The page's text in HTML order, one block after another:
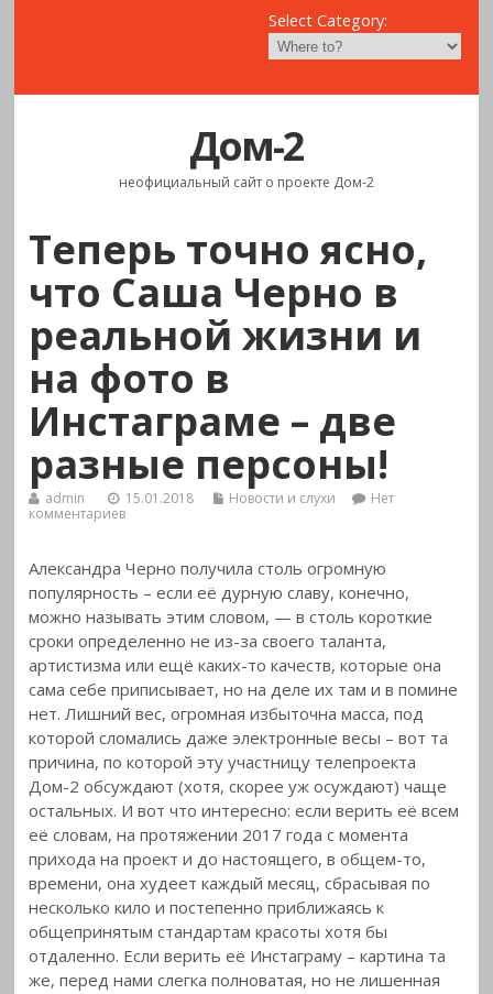
Select Category:
Дом-2
неофициальный сайт о проекте Дом-2
Теперь точно ясно,
что Саша Черно в
реальной жизни и
на фото в
Инстаграме – две
разные персоны!
admin 15.01.2018 Новости и слухи
Нет
комментариев
Александра Черно получила столь огромную
популярность – если её дурную славу, конечно,
можно называть этим словом, — в столь короткие
сроки определенно не из-за своего таланта,
артистизма или ещё каких-то качеств, которые она
сама себе приписывает, но на деле их там и в помине
нет. Лишний вес, огромная избыточна масса, под
которой сломались даже электронные весы – вот та
причина, по которой эту участницу телепроекта
Дом-2 обсуждают (хотя, скорее уж осуждают) чаще
остальных. И вот что интересно: если верить её всем
её словам, на протяжении 2017 года с момента
прихода на проект и до настоящего, в общем-то,
времени, она худеет каждый месяц, сбрасывая по
несколько кило и постепенно приближаясь к
общепринятым стандартам красоты хотя бы
отдаленно. Если верить её Инстаграму – картина та
же, перед нами слегка полноватая, но не лишенная